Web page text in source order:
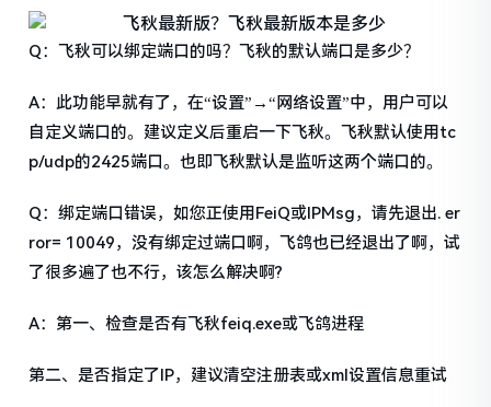
Q：飞秋可以绑定端口的吗？飞秋的默认端口是多少？
A：此功能早就有了，在“设置”→“网络设置”中，用户可以
自定义端口的。建议定义后重启一下飞秋。飞秋默认使用tc
p/udp的2425端口。也即飞秋默认是监听这两个端口的。
Q：绑定端口错误，如您正使用FeiQ或IPMsg，请先退出. er
ror= 10049，没有绑定过端口啊，飞鸽也已经退出了啊，试
了很多遍了也不行，该怎么解决啊?
A：第一、检查是否有飞秋feiq.exe或飞鸽进程
第二、是否指定了IP，建议清空注册表或xml设置信息重试